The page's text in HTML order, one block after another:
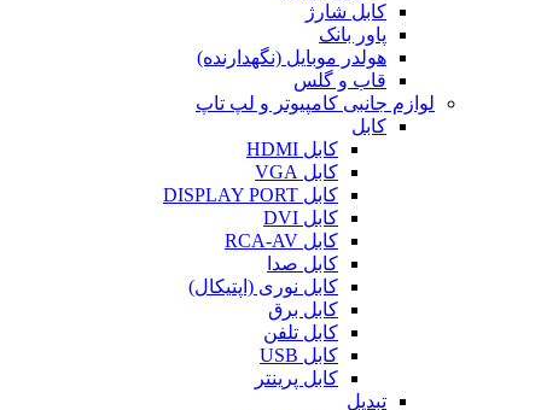
کابل شارژ
پاور بانک
هولدر موبایل (نگهدارنده)
قاب و گلس
لوازم جانبی کامپیوتر و لپ تاپ
کابل
کابل HDMI
کابل VGA
کابل DISPLAY PORT
کابل DVI
کابل RCA-AV
کابل صدا
کابل نوری (اپتیکال)
کابل برق
کابل تلفن
کابل USB
کابل پرینتر
تبدیل